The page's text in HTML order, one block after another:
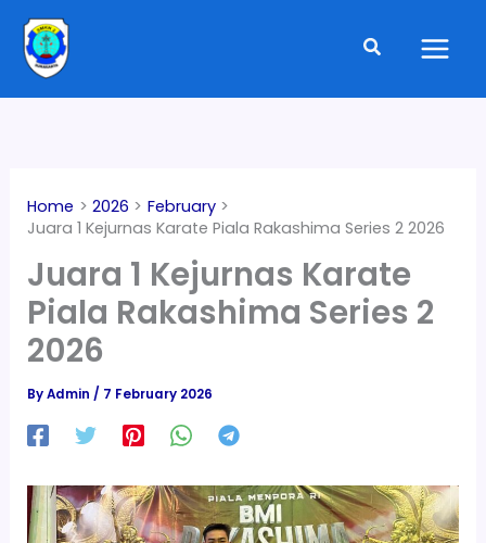
Skip
content
Search
Home 2026
February
Juara 1 Kejurnas Karate Piala Rakashima Series 2 2026
Juara 1 Kejurnas Karate
Piala Rakashima Series 2
2026
ByAdmin / 7 February 2026